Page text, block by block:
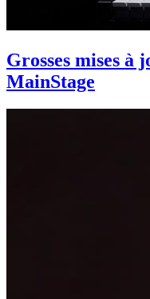
Grosses mises
MainStage